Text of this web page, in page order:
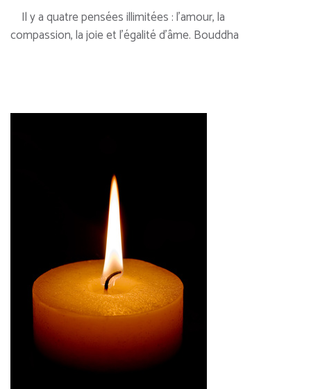
Il y a quatre pensées illimitées : l’amour, la
compassion, la joie et l’égalité d’âme. Bouddha